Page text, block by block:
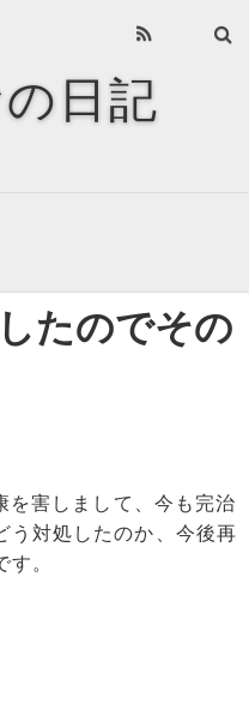
日記
たのでその
害しまして、今も完治
う対処したのか、今後再
。